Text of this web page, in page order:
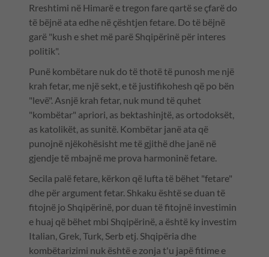
Rreshtimi në Himarë e tregon fare qartë se çfarë do
të bëjnë ata edhe në çështjen fetare. Do të bëjnë
garë "kush e shet më parë Shqipërinë për interes
politik".
Punë kombëtare nuk do të thotë të punosh me një
krah fetar, me një sekt, e të justifikohesh që po bën
"levë". Asnjë krah fetar, nuk mund të quhet
"kombëtar" apriori, as bektashinjtë, as ortodoksët,
as katolikët, as sunitë. Kombëtar janë ata që
punojnë njëkohësisht me të gjithë dhe janë në
gjendje të mbajnë me prova harmoninë fetare.
Secila palë fetare, kërkon që lufta të bëhet "fetare"
dhe për argument fetar. Shkaku është se duan të
fitojnë jo Shqipërinë, por duan të fitojnë investimin
e huaj që bëhet mbi Shqipërinë, a është ky investim
Italian, Grek, Turk, Serb etj. Shqipëria dhe
kombëtarizimi nuk është e zonja t'u japë fitime e